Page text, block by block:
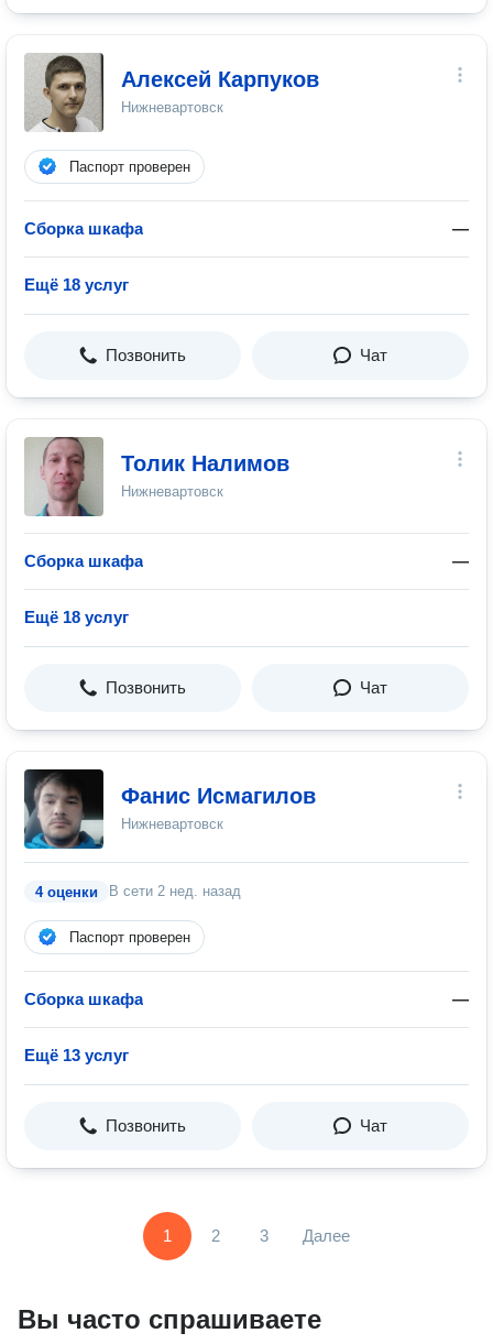
Алексей Карпуков
Нижневартовск
Паспорт проверен
Сборка шкафа —
Ещё 18 услуг
Позвонить Чат
Толик Налимов
Нижневартовск
Сборка шкафа —
Ещё 18 услуг
Позвонить Чат
Фанис Исмагилов
Нижневартовск
4 оценки В сети 2 нед. назад
Паспорт проверен
Сборка шкафа —
Ещё 13 услуг
Позвонить Чат
1 2 3 Далее
Вы часто спрашиваете